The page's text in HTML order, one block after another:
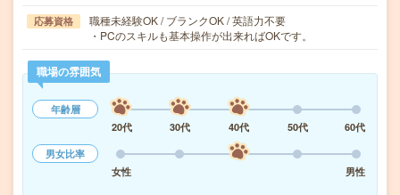
応募資格
職種未経験OK / ブランクOK / 英語力不要
・PCのスキルも基本操作が出来ればOKです。
職場の雰囲気
年齢層
20代
30代 40代 50代
60代
男女比率
女性
男性